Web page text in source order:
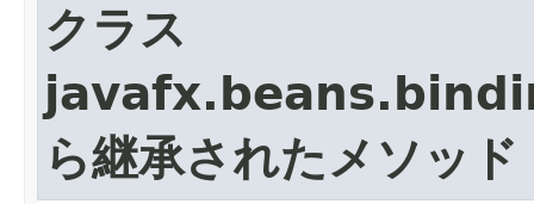
クラス
ら継承されたメソッド